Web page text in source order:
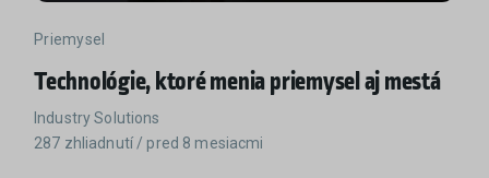
Priemysel
Technológie, ktoré menia priemysel aj mestá
Industry Solutions
287 zhliadnutí / pred 8 mesiacmi